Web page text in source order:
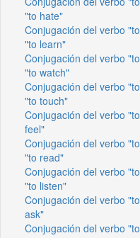
"to hate"
Conjugación del verbo
"to learn"
Conjugación del verbo
"to watch"
Conjugación del verbo
"to touch"
Conjugación del verbo
feel"
Conjugación del verbo
"to read"
Conjugación del verbo
"to listen"
Conjugación del verbo
ask"
Conjugación del verbo